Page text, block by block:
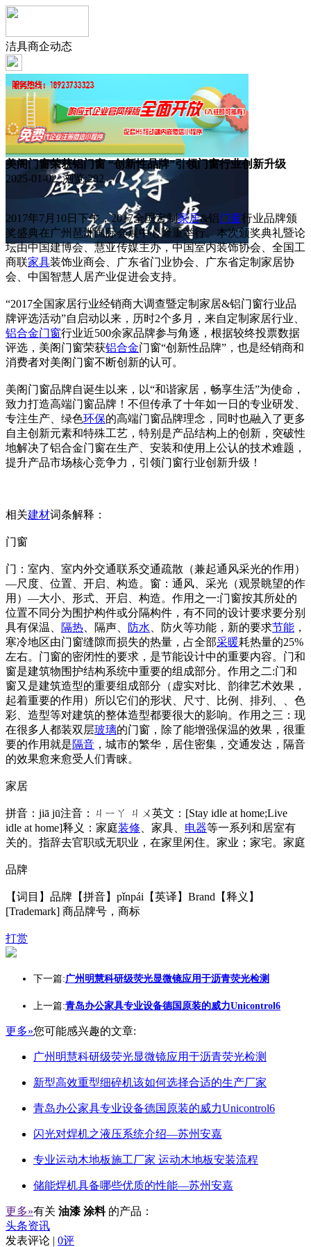
洁具商企动态
美阁门窗荣获铝门窗 “创新性品牌”引领门窗行业创新升级
2025-01-02 浏览:282
2017年7月10日下午，2017全国定制家居&铝门窗行业品牌颁
奖盛典在广州琶洲国际会展中心隆重举行。本次颁奖典礼暨论
坛由中国建博会、慧亚传媒主办，中国室内装饰协会、全国工
商联家具装饰业商会、广东省门业协会、广东省定制家居协
会、中国智慧人居产业促进会支持。
“2017全国家居行业经销商大调查暨定制家居&铝门窗行业品
牌评选活动”自启动以来，历时2个多月，来自定制家居行业、
铝合金门窗行业近500余家品牌参与角逐，根据较终投票数据
评选，美阁门窗荣获铝合金门窗“创新性品牌”，也是经销商和
消费者对美阁门窗不断创新的认可。
美阁门窗品牌自诞生以来，以“和谐家居，畅享生活”为使命，
致力打造高端门窗品牌！不但传承了十年如一日的专业研发、
专注生产、绿色环保的高端门窗品牌理念，同时也融入了更多
自主创新元素和特殊工艺，特别是产品结构上的创新，突破性
地解决了铝合金门窗在生产、安装和使用上公认的技术难题，
提升产品市场核心竞争力，引领门窗行业创新升级！
相关建材词条解释：
门窗
门：室内、室内外交通联系交通疏散（兼起通风采光的作用）
—尺度、位置、开启、构造。窗：通风、采光（观景眺望的作
用）—大小、形式、开启、构造。作用之一:门窗按其所处的
位置不同分为围护构件或分隔构件，有不同的设计要求要分别
具有保温、
隔热 、隔声、 防水 、防火等功能，新的要求节能 ，
寒冷地区由门窗缝隙而损失的热量，占全部采暖耗热量的25%
左右。门窗的密闭性的要求，是节能设计中的重要内容。门和
窗是建筑物围护结构系统中重要的组成部分。作用之二:门和
窗又是建筑造型的重要组成部分（虚实对比、韵律艺术效果，
起着重要的作用）所以它们的形状、尺寸、比例、排列、、色
彩、造型等对建筑的整体造型都要很大的影响。作用之三：现
在很多人都装双层玻璃的门窗，除了能增强保温的效果，很重
要的作用就是隔音 ，城市的繁华，居住密集，交通发达，隔音
的效果愈来愈受人们青睐。
家居
拼音：jiā jū注音：ㄐㄧㄚ ㄐㄨ英文：[Stay idle at home;Live
idle at home]释义：家庭装修 、家具、 电器等一系列和居室有
关的。指辞去官职或无职业，在家里闲住。家业；家宅。家庭
品牌
【词目】品牌【拼音】pǐnpái【英译】Brand【释义】
[Trademark] 商品牌号，商标
打赏
下一篇:广州明慧科研级荧光显微镜应用于沥青荧光检测
上一篇:青岛办公家具专业设备德国原装的威力Unicontrol6
更多»您可能感兴趣的文章:
广州明慧科研级荧光显微镜应用于沥青荧光检测
新型高效重型细碎机该如何选择合适的生产厂家
青岛办公家具专业设备德国原装的威力Unicontrol6
闪光对焊机之液压系统介绍—苏州安嘉
专业运动木地板施工厂家 运动木地板安装流程
储能焊机具备哪些优质的性能—苏州安嘉
更多»有关 油漆 涂料 的产品：
头条资讯
发表评论 | 0评